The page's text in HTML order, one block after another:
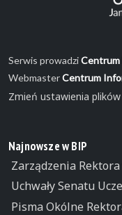
Serwis prowadziCentrum
WebmasterCentrum
Zmień ustawienia
Najnowsze w BIP
Zarządzenia
Uchwały Senatu
Pisma Okólne